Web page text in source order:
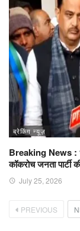
ब्रेकिंग न्यूज़
Breaking News :
कॉकरोच जनता पार्टी
July 25, 2026
PREVIOUS